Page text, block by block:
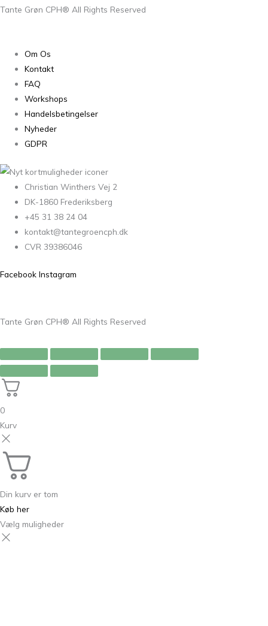
Tante Grøn CPH® All Rights Reserved
Om Os
Kontakt
FAQ
Workshops
Handelsbetingelser
Nyheder
GDPR
Christian Winthers Vej 2
DK-1860 Frederiksberg
+45 31 38 24 04
kontakt@tantegroencph.dk
CVR 39386046
Facebook Instagram
Tante Grøn CPH® All Rights Reserved
0
Kurv
Din kurv er tom
Køb her
Vælg muligheder